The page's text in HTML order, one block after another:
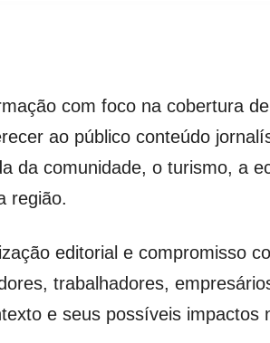
com foco na cobertura de
ao público conteúdo
da comunidade, o turismo, a
região.
editorial e compromisso
trabalhadores,
e seus possíveis impactos